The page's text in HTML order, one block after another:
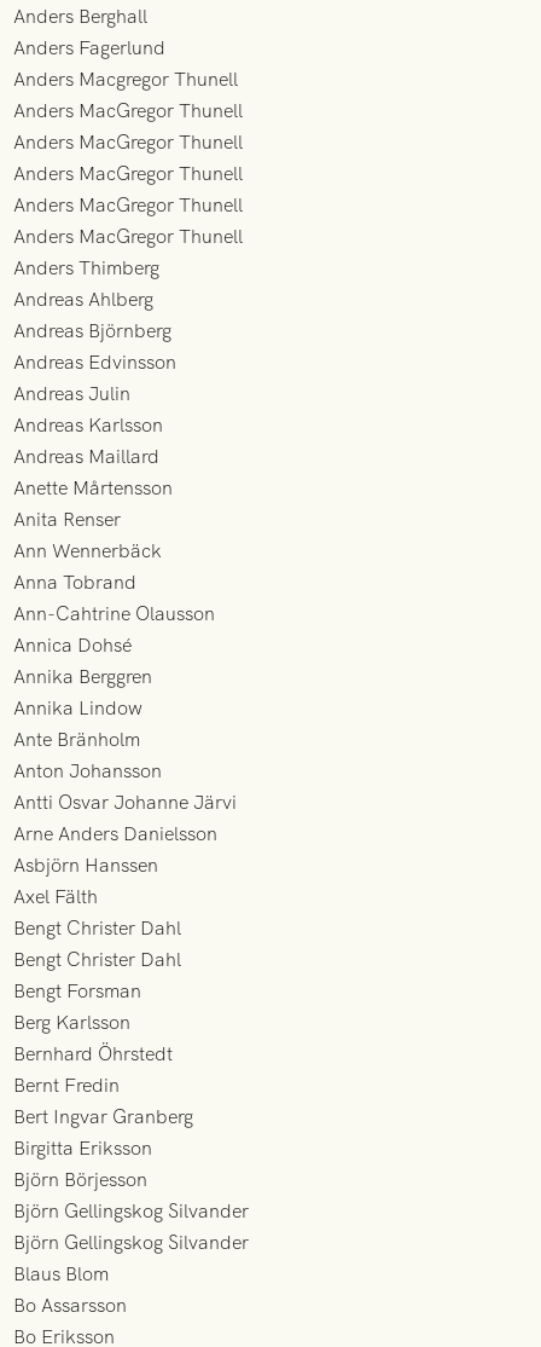
Anders Berghall
Anders Fagerlund
Anders Macgregor Thunell
Anders MacGregor Thunell
Anders MacGregor Thunell
Anders MacGregor Thunell
Anders MacGregor Thunell
Anders MacGregor Thunell
Anders Thimberg
Andreas Ahlberg
Andreas Björnberg
Andreas Edvinsson
Andreas Julin
Andreas Karlsson
Andreas Maillard
Anette Mårtensson
Anita Renser
Ann Wennerbäck
Anna Tobrand
Ann-Cahtrine Olausson
Annica Dohsé
Annika Berggren
Annika Lindow
Ante Bränholm
Anton Johansson
Antti Osvar Johanne Järvi
Arne Anders Danielsson
Asbjörn Hanssen
Axel Fälth
Bengt Christer Dahl
Bengt Christer Dahl
Bengt Forsman
Berg Karlsson
Bernhard Öhrstedt
Bernt Fredin
Bert Ingvar Granberg
Birgitta Eriksson
Björn Börjesson
Björn Gellingskog Silvander
Björn Gellingskog Silvander
Blaus Blom
Bo Assarsson
Bo Eriksson